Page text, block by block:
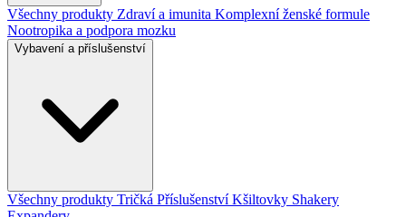
Všechny produkty Zdraví a imunita Komplexní ženské formule
Nootropika a podpora mozku
Vybavení a příslušenství
Všechny produkty Tričká PříslušenstvíKšiltovky Shakery